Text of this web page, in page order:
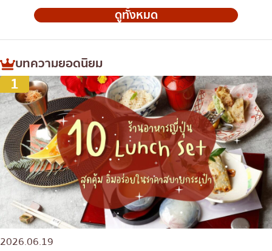
ดูทั้งหมด
บทความยอดนิยม
1
2026.06.19